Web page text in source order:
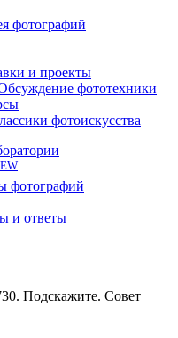
фотографий
и проекты
фототехники
фотоискусства
фотографий
и ответы
Подскажите. Совет